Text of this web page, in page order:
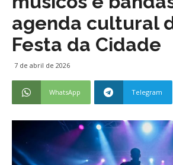
agenda cultural
Festa da Cidade
7 de abril de 2026
WhatsApp Telegram